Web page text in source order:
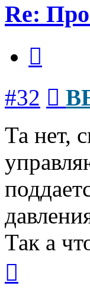
Re:
#32
Та нет,
Так а
началу